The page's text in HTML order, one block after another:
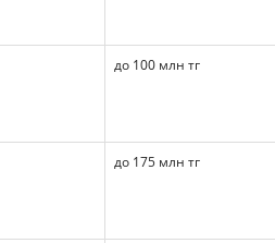
до 100 млн тг
до 175 млн тг